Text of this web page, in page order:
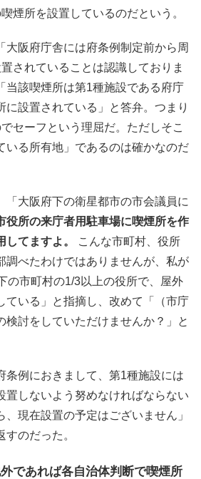
煙所を設置しているのだという。
阪府庁舎には府条例制定前から周
されていることは認識しておりま
当該喫煙所は第1種施設である府庁
に設置されている」と答弁。つまり
セーフという理屈だ。ただしそこ
いる所有地」であるのは確かなのだ
大阪府下の衛星都市の市会議員に
役所の来庁者用駐車場に喫煙所を作
てますよ。
こんな市町村、役所
調べたわけではありませんが、私が
の市町村の1/3以上の役所で、屋外
ている」と指摘し、改めて「（市庁
検討をしていただけませんか？」と
例におきまして、第1種施設には
置しないよう努めなければならない
、現在設置の予定はございません」
のだった。
であれば各自治体判断で喫煙所